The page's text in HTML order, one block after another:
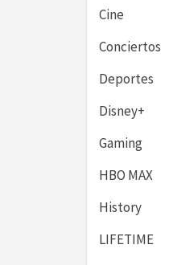
Cine
Conciertos
Deportes
Disney+
Gaming
HBO MAX
History
LIFETIME